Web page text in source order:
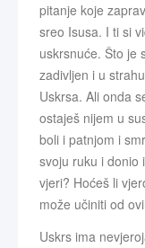
pitanje koje
sreo Isusa. I ti si
uskrsnuće. Što je
zadivljen i u
Uskrsa. Ali onda
ostaješ nijem u
boli i patnjom i
svoju ruku i donio
vjeri? Hoćeš li
može učiniti od
Uskrs ima